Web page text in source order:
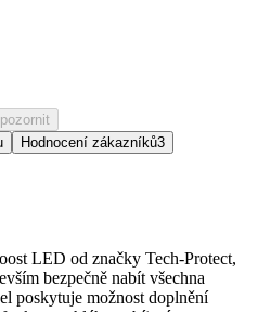
Hodnocení zákazníků3
LED od značky Tech-Protect,
bezpečně nabít všechna
poskytuje možnost doplnění